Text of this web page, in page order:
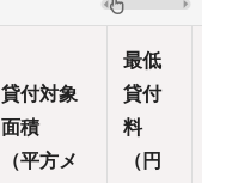
貸付対象
面積
（平方メ
最低
貸付
料
（円